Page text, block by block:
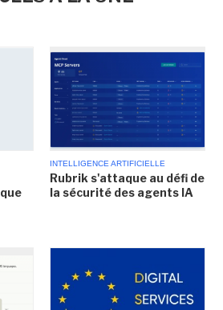
INTELLIGENCE ARTIFICIELLE
Rubrik s'attaque au défi de
la sécurité des agents IA